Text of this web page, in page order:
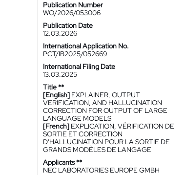
Publication Number
WO/2026/053006
Publication Date
12.03.2026
International Application No.
PCT/IB2025/052669
International Filing Date
13.03.2025
Title **
[English] EXPLAINER, OUTPUT
VERIFICATION, AND HALLUCINATION
CORRECTION FOR OUTPUT OF LARGE
LANGUAGE MODELS
[French] EXPLICATION, VÉRIFICATION DE
SORTIE ET CORRECTION
D'HALLUCINATION POUR LA SORTIE DE
GRANDS MODÈLES DE LANGAGE
Applicants **
NEC LABORATORIES EUROPE GMBH